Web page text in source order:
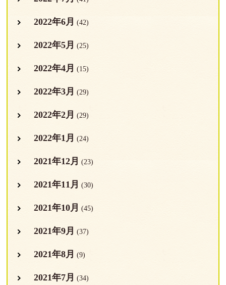
2022年6月 (42)
2022年5月 (25)
2022年4月 (15)
2022年3月 (29)
2022年2月 (29)
2022年1月 (24)
2021年12月 (23)
2021年11月 (30)
2021年10月 (45)
2021年9月 (37)
2021年8月 (9)
2021年7月 (34)